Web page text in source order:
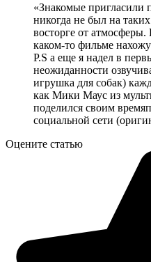
«Знакомые пригласили
никогда не был на
восторге от атмосферы.
каком-то фильме
P.S а еще я надел в
неожиданности
игрушка для собак)
как Мики Маус из
поделился своим
социальной сети
Оцените статью